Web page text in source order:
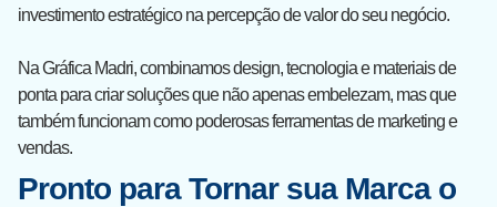
investimento estratégico na percepção de valor do seu negócio.
Na Gráfica Madri, combinamos design, tecnologia e materiais de
ponta para criar soluções que não apenas embelezam, mas que
também funcionam como poderosas ferramentas de marketing e
vendas.
Pronto para Tornar sua Marca o